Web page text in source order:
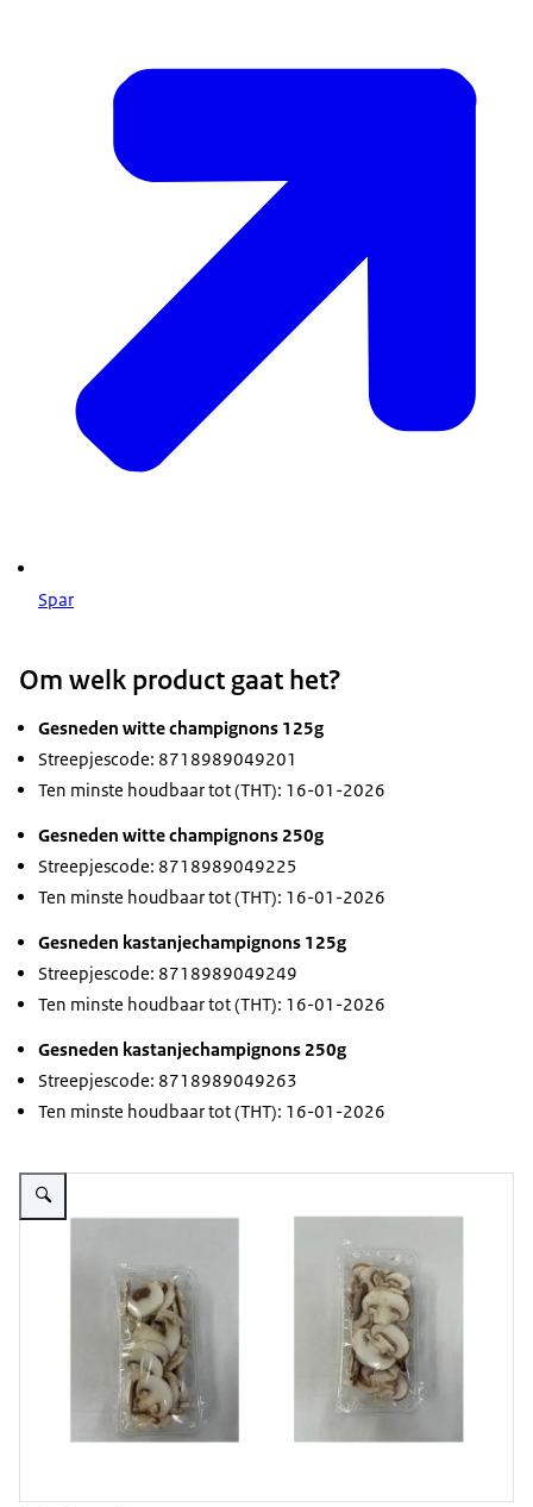
Spar
Om welk product gaat het?
Gesneden witte champignons 125g
Streepjescode: 8718989049201
Ten minste houdbaar tot (THT): 16-01-2026
Gesneden witte champignons 250g
Streepjescode: 8718989049225
Ten minste houdbaar tot (THT): 16-01-2026
Gesneden kastanjechampignons 125g
Streepjescode: 8718989049249
Ten minste houdbaar tot (THT): 16-01-2026
Gesneden kastanjechampignons 250g
Streepjescode: 8718989049263
Ten minste houdbaar tot (THT): 16-01-2026
Vergroot afbeelding Twee bakjes met gesneden champignons